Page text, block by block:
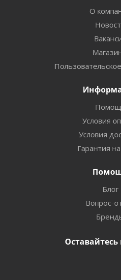
О
Условия
Условия
Гарантия
Блог
Вопрос-
Оставайтесь